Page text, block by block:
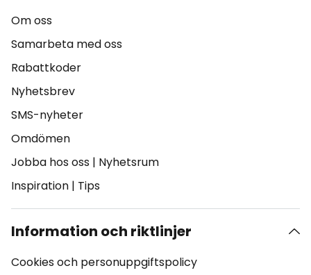
Om oss
Samarbeta med oss
Rabattkoder
Nyhetsbrev
SMS-nyheter
Omdömen
Jobba hos oss | Nyhetsrum
Inspiration | Tips
Information och riktlinjer
Cookies och personuppgiftspolicy